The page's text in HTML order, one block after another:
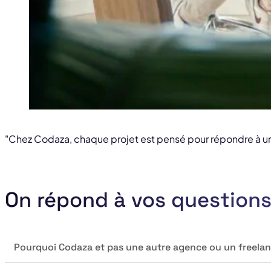
On répond à vos questions
Pourquoi Codaza et pas une autre agence ou un
"Chez Codaza, chaque projet est pensé pour répondre